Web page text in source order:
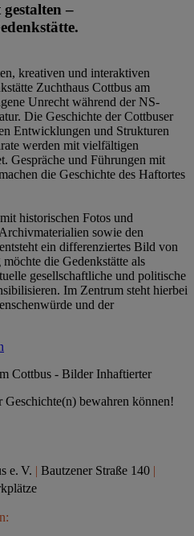
–
kreativen und interaktiven
Zuchthaus Cottbus am
Unrecht während der NS-
Die Geschichte der Cottbuser
Entwicklungen und Strukturen
werden mit vielfältigen
Gespräche und Führungen mit
die Geschichte des Haftortes
historischen Fotos und
sowie den
ein differenziertes Bild von
die Gedenkstätte als
gesellschaftliche und politische
Im Zentrum steht hierbei
und der
bewahren können!
e. V. | Bautzener Straße 140 |